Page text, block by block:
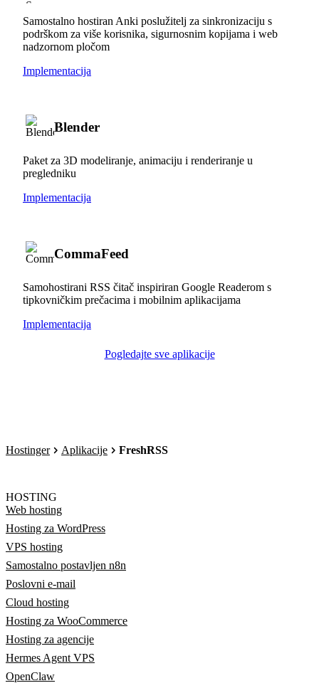
Samostalno hostiran Anki poslužitelj za sinkronizaciju s
podrškom za više korisnika, sigurnosnim kopijama i web
nadzornom pločom
Implementacija
Blender
Paket za 3D modeliranje, animaciju i renderiranje u
pregledniku
Implementacija
CommaFeed
Samohostirani RSS čitač inspiriran Google Readerom s
tipkovničkim prečacima i mobilnim aplikacijama
Implementacija
Pogledajte sve aplikacije
Hostinger Aplikacije FreshRSS
HOSTING
Web hosting
Hosting za WordPress
VPS hosting
Samostalno postavljen n8n
Poslovni e-mail
Cloud hosting
Hosting za WooCommerce
Hosting za agencije
Hermes Agent VPS
OpenClaw